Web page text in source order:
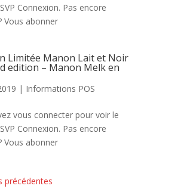
Connexion. Pas encore
Vous abonner
Limitée Manon Lait et Noir
edition – Manon Melk en
| Informations POS
vous connecter pour voir le
Connexion. Pas encore
Vous abonner
précédentes